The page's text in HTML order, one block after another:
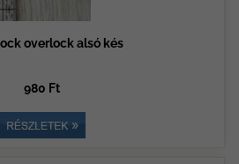
overlock alsó kés
980 Ft